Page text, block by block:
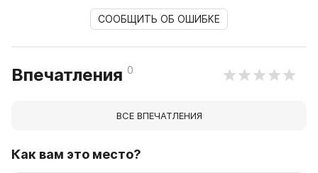
СООБЩИТЬ ОБ ОШИБКЕ
Впечатления 0
ВСЕ ВПЕЧАТЛЕНИЯ
Как вам это место?